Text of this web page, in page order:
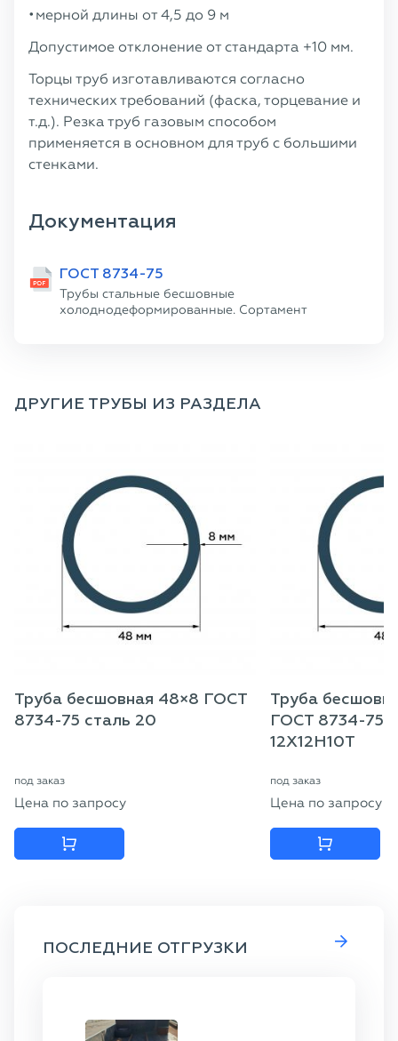
мерной длины от 4,5 до 9 м
Допустимое отклонение от стандарта +10 мм.
Торцы труб изготавливаются согласно
технических требований (фаска, торцевание и
т.д.). Резка труб газовым способом
применяется в основном для труб с большими
стенками.
Документация
ГОСТ 8734-75
Трубы стальные бесшовные
холоднодеформированные. Сортамент
ДРУГИЕ ТРУБЫ ИЗ РАЗДЕЛА
Труба бесшовная 48×8 ГОСТ
8734-75 сталь 20
под заказ
Цена по запросу
Труба
ГОСТ 8734-75
12Х12Н10Т
под заказ
Цена по запросу
ПОСЛЕДНИЕ ОТГРУЗКИ